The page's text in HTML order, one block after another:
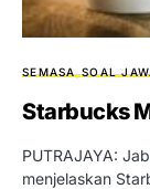
SEMASA SOAL
Starbucks
PUTRAJAYA:
menjelaskan